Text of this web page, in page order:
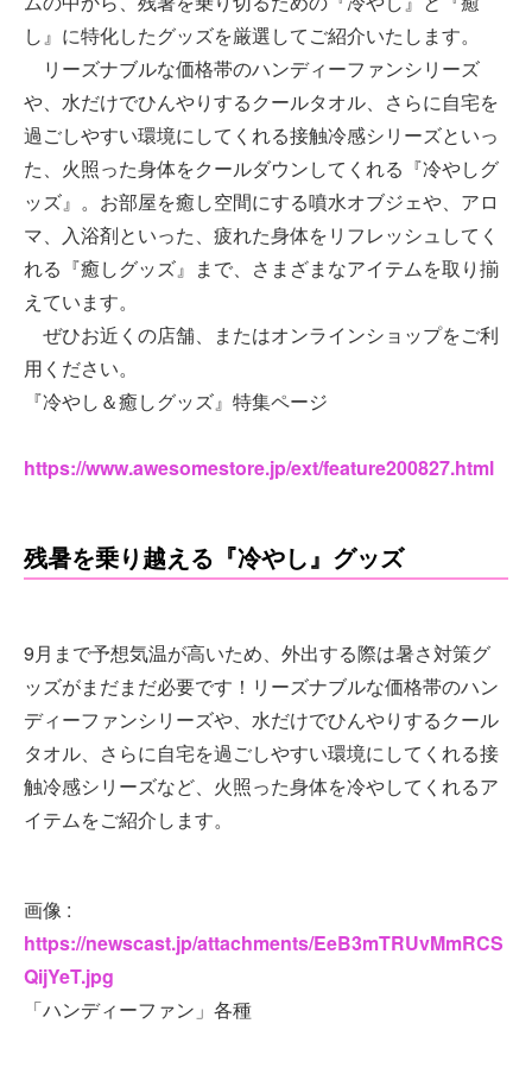
し』に特化したグッズを厳選してご紹介いたします。
リーズナブルな価格帯のハンディーファンシリーズ
や、水だけでひんやりするクールタオル、さらに自宅を
過ごしやすい環境にしてくれる接触冷感シリーズといっ
た、火照った身体をクールダウンしてくれる『冷やしグ
ッズ』。お部屋を癒し空間にする噴水オブジェや、アロ
マ、入浴剤といった、疲れた身体をリフレッシュしてく
れる『癒しグッズ』まで、さまざまなアイテムを取り揃
えています。
ぜひお近くの店舗、またはオンラインショップをご利
用ください。
『冷やし＆癒しグッズ』特集ページ
https://www.awesomestore.jp/ext/feature200827.html
残暑を乗り越える『冷やし』グッズ
9月まで予想気温が高いため、外出する際は暑さ対策グ
ッズがまだまだ必要です！リーズナブルな価格帯のハン
ディーファンシリーズや、水だけでひんやりするクール
タオル、さらに自宅を過ごしやすい環境にしてくれる接
触冷感シリーズなど、火照った身体を冷やしてくれるア
イテムをご紹介します。
画像 :
https://newscast.jp/attachments/EeB3mTRUvMmRCS
QijYeT.jpg
「ハンディーファン」各種